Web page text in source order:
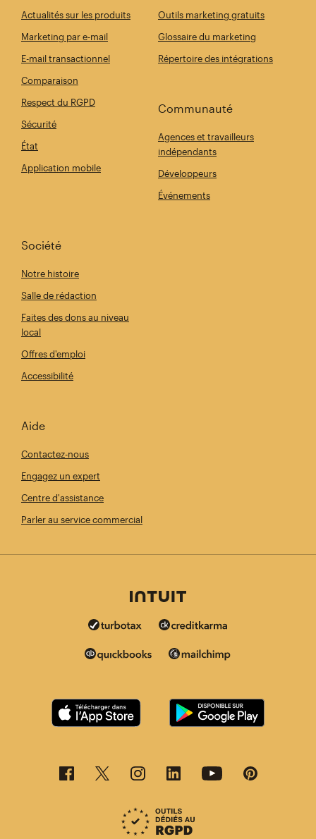
Actualités sur les produits
Marketing par e-mail
E-mail transactionnel
Comparaison
Respect du RGPD
Sécurité
État
Application mobile
Outils marketing gratuits
Glossaire du marketing
Répertoire des intégrations
Communauté
Agences et travailleurs
indépendants
Développeurs
Événements
Société
Notre histoire
Salle de rédaction
Faites des dons au niveau
local
Offres d'emploi
Accessibilité
Aide
Contactez-nous
Engagez un expert
Centre d'assistance
Parler au service commercial